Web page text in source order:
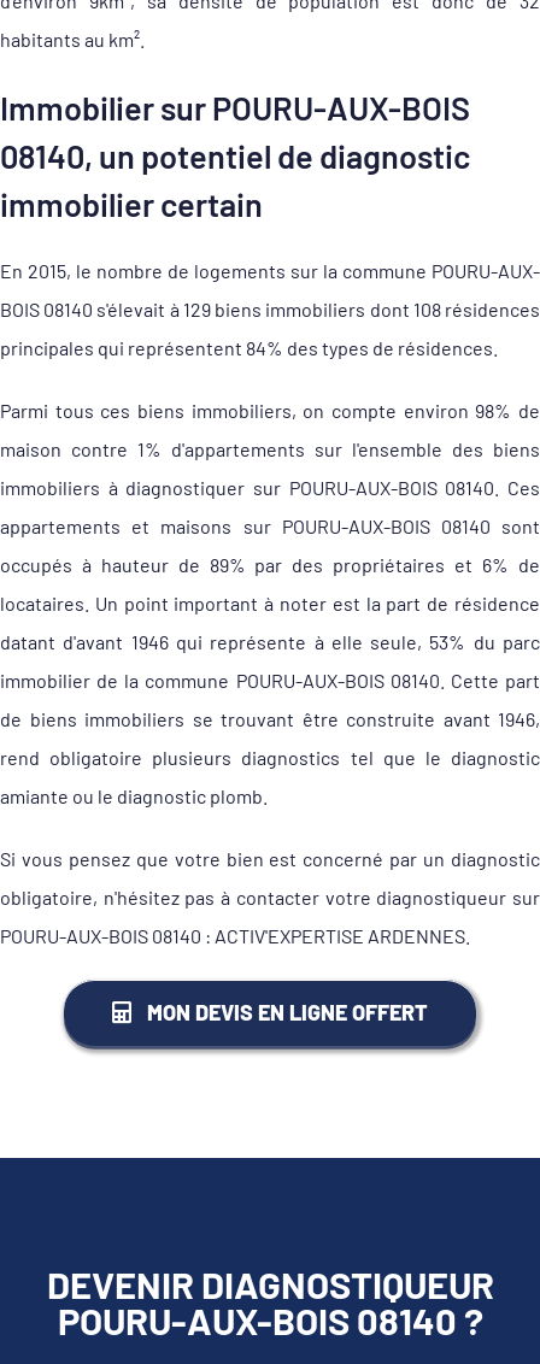
habitants au km².
Immobilier sur POURU-AUX-BOIS
08140, un potentiel de diagnostic
immobilier certain
En 2015, le nombre de logements sur la commune POURU-AUX-
BOIS 08140 s'élevait à 129 biens immobiliers dont 108 résidences
principales qui représentent 84% des types de résidences.
Parmi tous ces biens immobiliers, on compte environ 98% de
maison contre 1% d'appartements sur l'ensemble des biens
immobiliers à diagnostiquer sur POURU-AUX-BOIS 08140. Ces
appartements et maisons sur POURU-AUX-BOIS 08140 sont
occupés à hauteur de 89% par des propriétaires et 6% de
locataires. Un point important à noter est la part de résidence
datant d'avant 1946 qui représente à elle seule, 53% du parc
immobilier de la commune POURU-AUX-BOIS 08140. Cette part
de biens immobiliers se trouvant être construite avant 1946,
rend obligatoire plusieurs diagnostics tel que le diagnostic
amiante ou le diagnostic plomb.
Si vous pensez que votre bien est concerné par un diagnostic
obligatoire, n'hésitez pas à contacter votre diagnostiqueur sur
POURU-AUX-BOIS 08140 : ACTIV'EXPERTISE ARDENNES.
MON DEVIS EN LIGNE OFFERT
DEVENIR DIAGNOSTIQUEUR
POURU-AUX-BOIS 08140 ?